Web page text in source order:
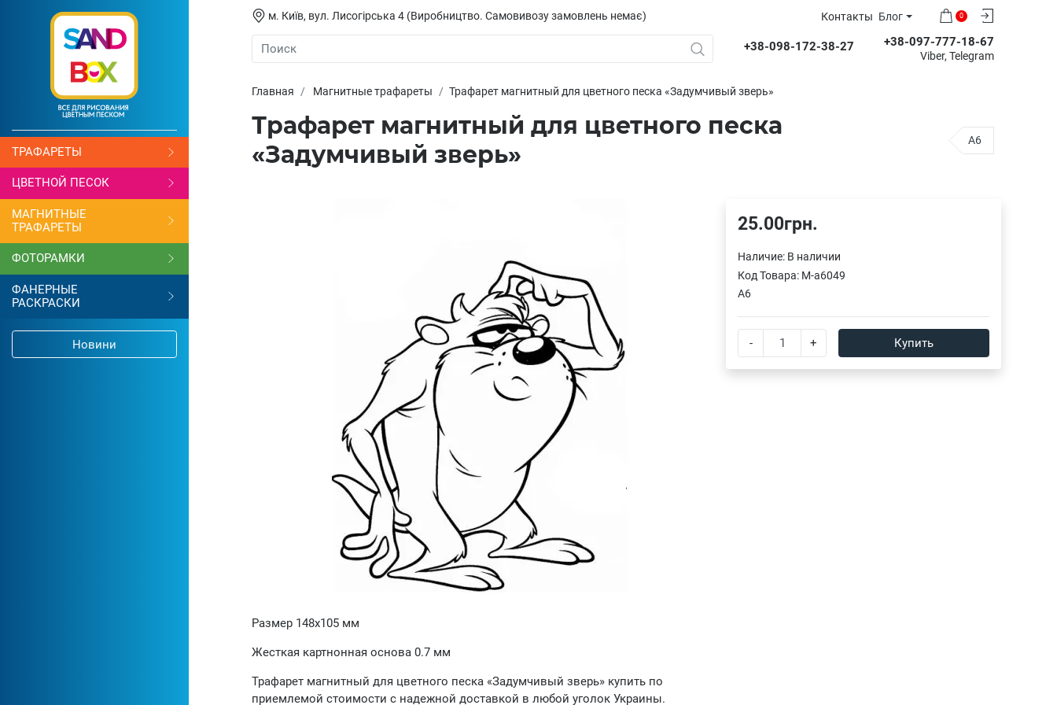
ТРАФАРЕТЫ
ЦВЕТНОЙ ПЕСОК
МАГНИТНЫЕ
ТРАФАРЕТЫ
ФОТОРАМКИ
ФАНЕРНЫЕ
РАСКРАСКИ
Новини
Контакты Блог
м. Київ, вул. Лисогірська 4 (Виробництво. Самовивозу замовлень немає)
+38-098-172-38-27
0
+38-097-777-18-67
Viber, Telegram
Главная Магнитные трафареты Трафарет магнитный для цветного песка «Задумчивый зверь»
Трафарет магнитный для цветного песка
«Задумчивый зверь»
A6
Размер 148х105 мм
Жесткая картнонная основа 0.7 мм
Трафарет магнитный для цветного песка «Задумчивый зверь» купить по
приемлемой стоимости с надежной доставкой в любой уголок Украины.
25.00грн.
Наличие: В наличии
Код Товара: M-a6049
A6
- + Купить